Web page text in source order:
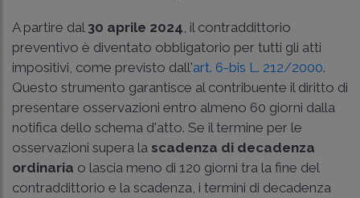
A partire dal 30 aprile 2024 , il contraddittorio
preventivo è diventato obbligatorio per tutti gli atti
impositivi, come previsto dall'art. 6-bis L. 212/2000.
Questo strumento garantisce al contribuente il diritto di
presentare osservazioni entro almeno 60 giorni dalla
notifica dello schema d'atto. Se il termine per le
osservazioni supera la scadenza di decadenza
ordinaria o lascia meno di 120 giorni tra la fine del
contraddittorio e la scadenza, i termini di decadenza